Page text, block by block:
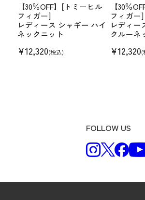
【30％OFF】[トミーヒル
フィガー]
レディース シャギー ハイ
ネックニット
¥12,320(税込)
【30％
フィガー]
レディー
クルーネ
¥12,320(
FOLLOW US